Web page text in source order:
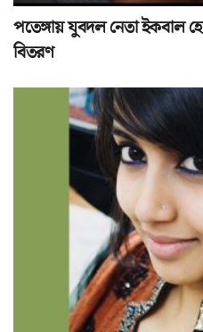
পতেঙ্গায় যুবদল নেতা ইকবাল
বিতরণ